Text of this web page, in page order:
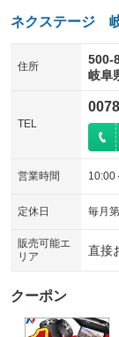
ネクステージ
住所
500-
岐阜
TEL
営業時間 10:00
定休日 毎月
販売可能エ
リア
直接
クーポン